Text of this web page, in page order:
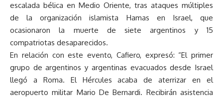
escalada bélica en Medio Oriente, tras ataques múltiples
de la organización islamista Hamas en Israel, que
ocasionaron la muerte de siete argentinos y 15
compatriotas desaparecidos.
En relación con este evento, Cafiero, expresó: “El primer
grupo de argentinos y argentinas evacuados desde Israel
llegó a Roma. El Hércules acaba de aterrizar en el
aeropuerto militar Mario De Bernardi. Recibirán asistencia